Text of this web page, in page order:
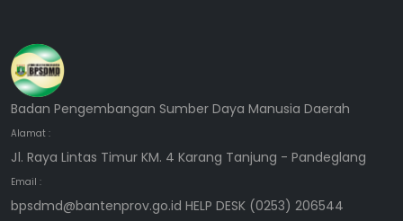
Badan Pengembangan Sumber Daya Manusia Daerah
Alamat :
Jl. Raya Lintas Timur KM. 4 Karang Tanjung - Pandeglang
Email :
bpsdmd@bantenprov.go.id HELP DESK (0253) 206544